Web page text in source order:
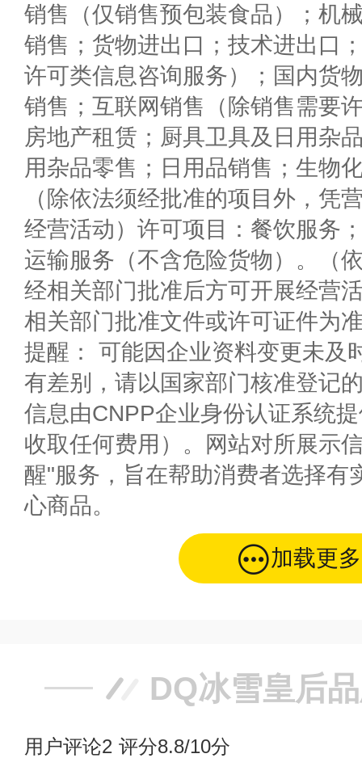
销售（仅销售预包装食品）；机
销售；货物进出口；技术进出口
许可类信息咨询服务）；国内货
销售；互联网销售（除销售需要
房地产租赁；厨具卫具及日用杂
用杂品零售；日用品销售；生物
（除依法须经批准的项目外，凭
经营活动）许可项目：餐饮服务
运输服务（不含危险货物）。（
经相关部门批准后方可开展经营
相关部门批准文件或许可证件为
提醒： 可能因企业资料变更未及
有差别，请以国家部门核准登记
信息由CNPP企业身份认证系统
收取任何费用）。网站对所展示
醒"服务，旨在帮助消费者选择有
心商品。
加载更多
DQ冰雪皇后
用户评论2 评分8.8/10分